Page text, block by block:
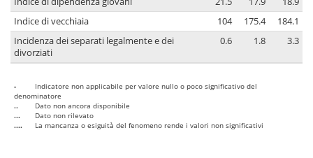
Indice di vecchiaia
104 175.4
184.1
Incidenza dei separati legalmente e dei
divorziati
0.6 1.8 3.3
-
Indicatore non applicabile per valore nullo o poco significativo del
denominatore
..
Dato non ancora disponibile
...
Dato non rilevato
....
La mancanza o esiguità del fenomeno rende i valori non significativi